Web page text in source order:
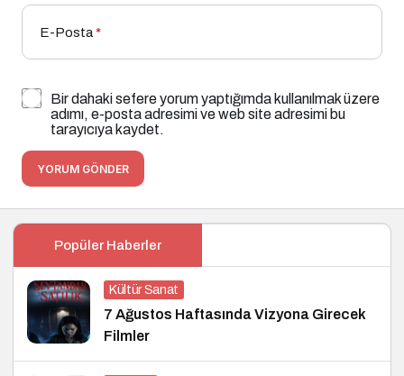
E-Posta*
Bir dahaki sefere yorum yaptığımda kullanılmak üzere
adımı, e-posta adresimi ve web site adresimi bu
tarayıcıya kaydet.
YORUM GÖNDER
Popüler Haberler
Kültür Sanat
7 Ağustos Haftasında Vizyona Girecek
Filmler